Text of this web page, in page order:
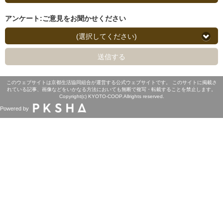
アンケート:ご意見をお聞かせください
(選択してください)
送信する
このウェブサイトは京都生活協同組合が運営する公式ウェブサイトです。 このサイトに掲載さ
れている記事、画像などをいかなる方法においても無断で複写・転載することを禁止します。
Copyright(c) KYOTO-COOP.Allrights reserved.
Powered by